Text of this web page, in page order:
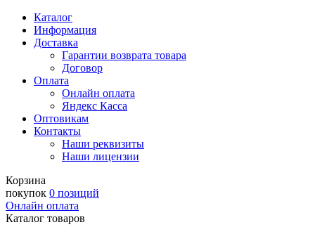
Каталог
Информация
Доставка
Гарантии возврата товара
Договор
Оплата
Онлайн оплата
Яндекс Касса
Оптовикам
Контакты
Наши реквизиты
Наши лицензии
Корзина
покупок 0 позиций
Онлайн оплата
Каталог товаров